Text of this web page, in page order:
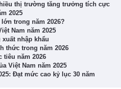
thị trường tăng trưởng tích cực
2025
trong năm 2026?
Nam năm 2025
nhập khẩu
thức trong năm 2026
tiêu năm 2026
Việt Nam năm 2025
Đạt mức cao kỷ lục 30 năm